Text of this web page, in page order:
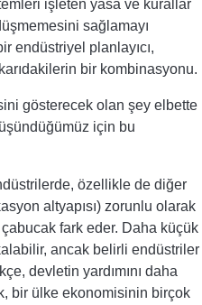
işleten yasa ve kurallar
sağlamayı
endüstriyel planlayıcı,
bir kombinasyonu.
gösterecek olan şey elbette
için bu
özellikle de diğer
altyapısı) zorunlu olarak
fark eder. Daha küçük
ancak belirli endüstriler
devletin yardımını daha
bir ülke ekonomisinin birçok